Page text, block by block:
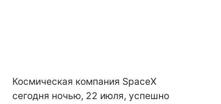
Космическая компания SpaceX
сегодня ночью, 22 июля, успешно